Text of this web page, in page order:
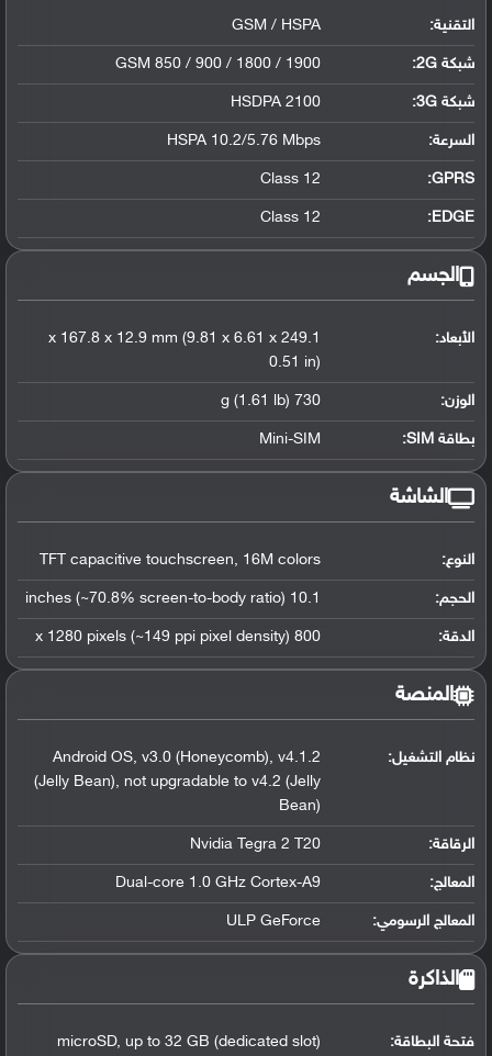
التقنية: GSM / HSPA
شبكة 2G: GSM 850 / 900 / 1800 / 1900
شبكة 3G :
HSDPA 2100
السرعة: HSPA 10.2/5.76 Mbps
GPRS:
Class 12
EDGE:
Class 12
الجسم
الأبعاد:
249.1 x 167.8 x 12.9 mm (9.81 x 6.61 x
0.51 in)
الوزن: 730 g (1.61 lb)
بطاقة SIM: Mini-SIM
الشاشة
النوع: TFT capacitive touchscreen, 16M colors
الحجم: 10.1 inches (~70.8% screen-to-body ratio)
الدقة: 800 x 1280 pixels (~149 ppi pixel density)
المنصة
نظام التشغيل:
Android OS, v3.0 (Honeycomb), v4.1.2
(Jelly Bean), not upgradable to v4.2 (Jelly
Bean)
الرقاقة:
Nvidia Tegra 2 T20
المعالج:
Dual-core 1.0 GHz Cortex-A9
المعالج الرسومي:
ULP GeForce
الذاكرة
فتحة البطاقة: microSD, up to 32 GB (dedicated slot)